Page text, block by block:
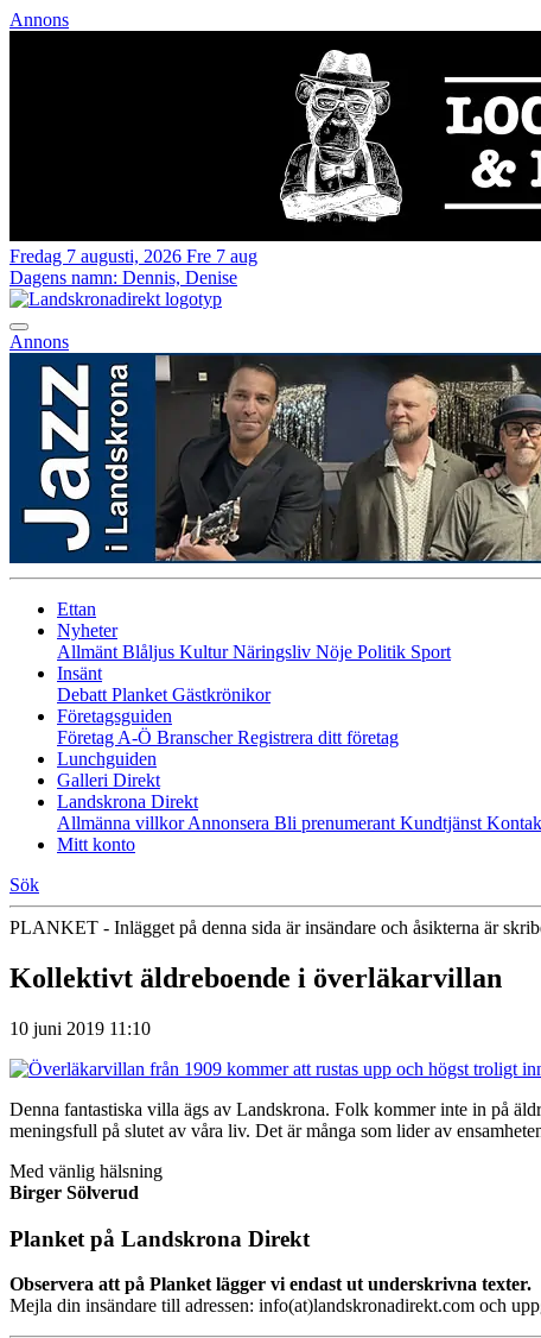
Annons
Fredag 7 augusti, 2026 Fre 7 aug
Dagens namn: Dennis, Denise
Annons
Ettan
Nyheter
Allmänt Blåljus KulturNäringsliv Nöje Politik Sport
Insänt
Debatt Planket Gästkrönikor
Företagsguiden
Företag A-Ö BranscherRegistrera ditt företag
Lunchguiden
Galleri Direkt
Landskrona Direkt
Allmänna villkorAnnonsera Bli prenumerant Kundtjänst
Mitt konto
Sök
PLANKET - Inlägget på denna sida är insändare och åsikterna är
Kollektivt äldreboende i överläkarvillan
10 juni 2019 11:10
Denna fantastiska villa ägs av Landskrona. Folk kommer inte in på
meningsfull på slutet av våra liv. Det är många som lider av
Med vänlig hälsning
Birger Sölverud
Planket på Landskrona Direkt
Observera att på Planket lägger vi endast ut underskrivna texter.
Mejla din insändare till adressen: info(at)landskronadirekt.com och